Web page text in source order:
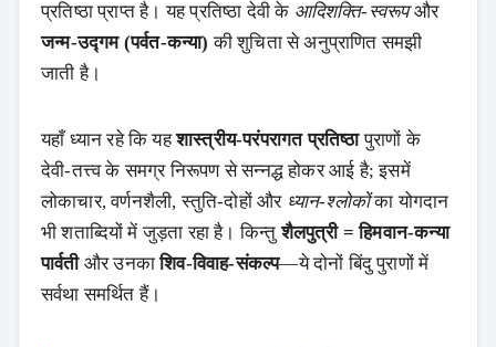
प्रतिष्ठा प्राप्त है। यह प्रतिष्ठा देवी के आदिशक्ति‑स्वरूपऔर
जन्म‑उद्गम (पर्वत‑कन्या) की शुचिता से अनुप्राणित समझी
जाती है।
यहाँ ध्यान रहे कि यहशास्त्रीय‑परंपरागत प्रतिष्ठापुराणों के
देवी‑तत्त्व के समग्र निरूपण से सन्नद्ध होकर आई है; इसमें
लोकाचार, वर्णनशैली, स्तुति‑दोहों और ध्यान‑श्लोकोंका योगदान
भी शताब्दियों में जुड़ता रहा है। किन्तुशैलपुत्री = हिमवान‑कन्या
पार्वतीऔर उनकाशिव‑विवाह‑संकल्प—ये दोनों बिंदु पुराणों में
सर्वथा समर्थित हैं।